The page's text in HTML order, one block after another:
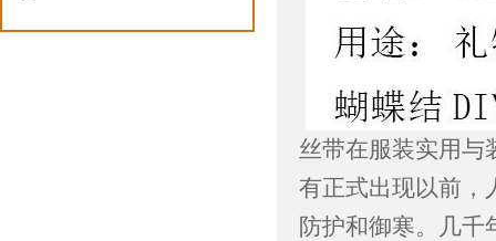
丝带在服装实用与
有正式出现以前，
防护和御寒。几